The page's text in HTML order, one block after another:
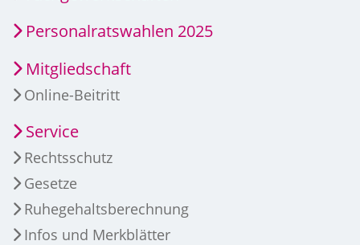
Personalratswahlen 2025
Mitgliedschaft
Online-Beitritt
Service
Rechtsschutz
Gesetze
Ruhegehaltsberechnung
Infos und Merkblätter